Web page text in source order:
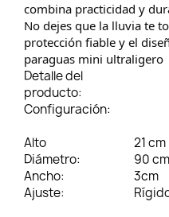
combina practicidad y
No dejes que la lluvia te
protección fiable y el
paraguas mini ultraligero
Detalle del
producto:
Configuración:
Alto
21 cm
Diámetro:
90 cm
Ancho:
3cm
Ajuste: